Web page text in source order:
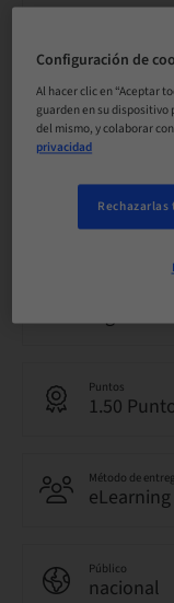
Fecha límite de
25. ago.
Precio por
AUD 0.00
Inglés
Puntos
1.50
Método de
eLearning
Público
nacional
Configuración de
Al hacer clic en “Aceptar
guarden en su
del mismo, y colaborar
privacidad
Rechazarlas